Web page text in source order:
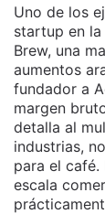
Uno de los
startup en
Brew, una
aumentos
fundador a
margen
detalla al
industrias,
para el café.
escala